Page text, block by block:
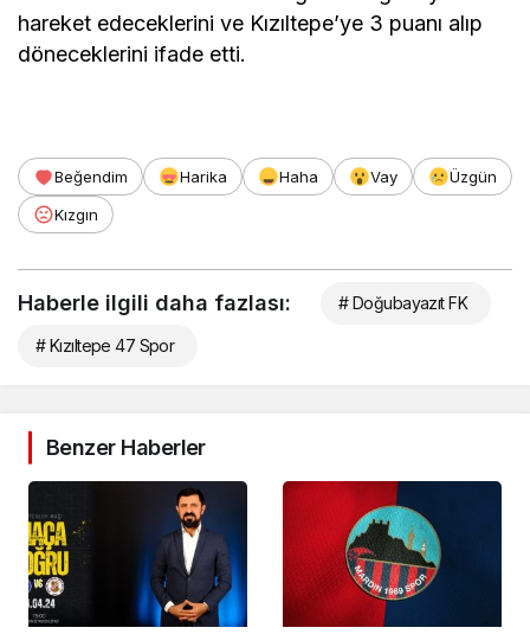
hareket edeceklerini ve Kızıltepe’ye 3 puanı alıp
döneceklerini ifade etti.
Beğendim Harika Haha Vay
Üzgün
Kızgın
Haberle ilgili daha fazlası: # Doğubayazıt FK
# Kızıltepe 47 Spor
Benzer Haberler